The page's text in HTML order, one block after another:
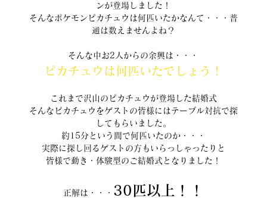
ンが登場しました！
そんなポケモンピカチュウは何匹いたかなんて・・・普
通は数えませんよね？
そんな中お2人からの余興は・・・
ピカチュウは何匹いたでしょう！
これまで沢山のピカチュウが登場した結婚式
そんなピカチュウをゲストの皆様にはテーブル対抗で探
してもらいました。
約15分という間で何匹いたのか・・・
実際に探し回るゲストの方もいらっしゃったりと
皆様で動き・体験型のご結婚式となりました！
正解は・・・ 30匹以上！！